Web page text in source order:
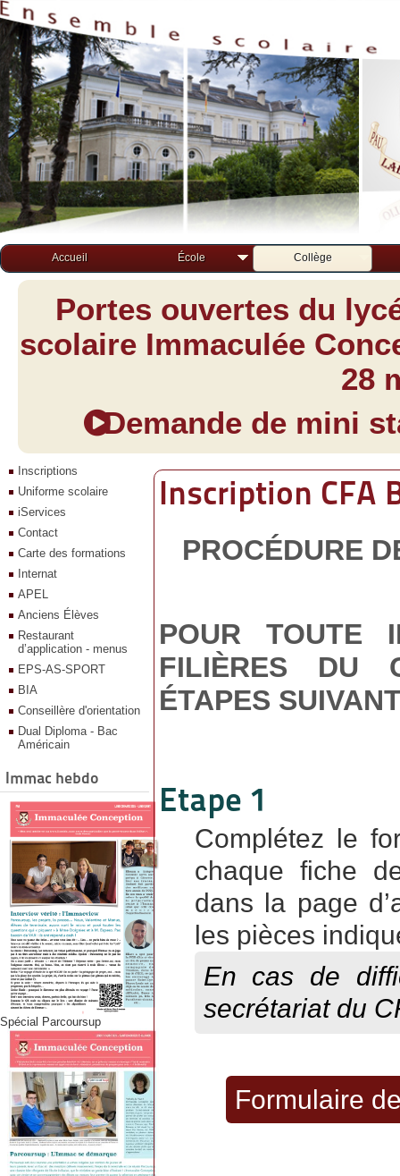
Accueil École Collège
Portes ouvertes du
scolaire Immaculée
28
Demande de mini
Inscriptions
Uniforme scolaire
iServices
Contact
Carte des formations
Internat
APEL
Anciens Élèves
Restaurant
d’application - menus
EPS-AS-SPORT
BIA
Conseillère d'orientation
Dual Diploma - Bac
Américain
Immac hebdo
Spécial Parcoursup
Inscription CFA
PROCÉDURE
POUR TOUTE
FILIÈRES DU
ÉTAPES
Etape 1
Complétez le
chaque fiche
dans la page
les pièces
En cas de
secrétariat du
Formulaire